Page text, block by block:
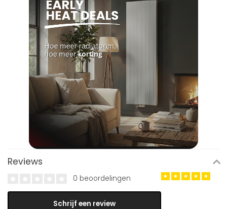
Reviews
0 beoordelingen
Schrijf een review